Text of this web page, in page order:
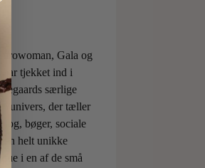
Gala og
har tjekket ind i
særlige
der tæller
bøger, sociale
helt unikke
i en af de små